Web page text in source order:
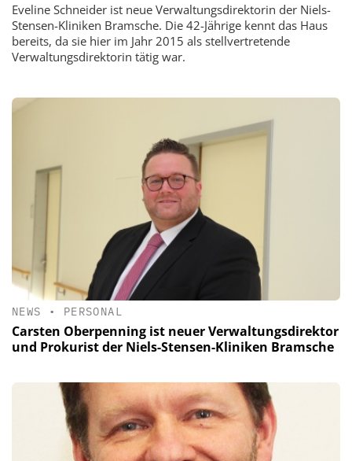
Eveline Schneider ist neue Verwaltungsdirektorin der Niels-
Stensen-Kliniken Bramsche. Die 42-Jährige kennt das Haus
bereits, da sie hier im Jahr 2015 als stellvertretende
Verwaltungsdirektorin tätig war.
NEWS • PERSONAL
Carsten Oberpenning ist neuer Verwaltungsdirektor
und Prokurist der Niels-Stensen-Kliniken Bramsche